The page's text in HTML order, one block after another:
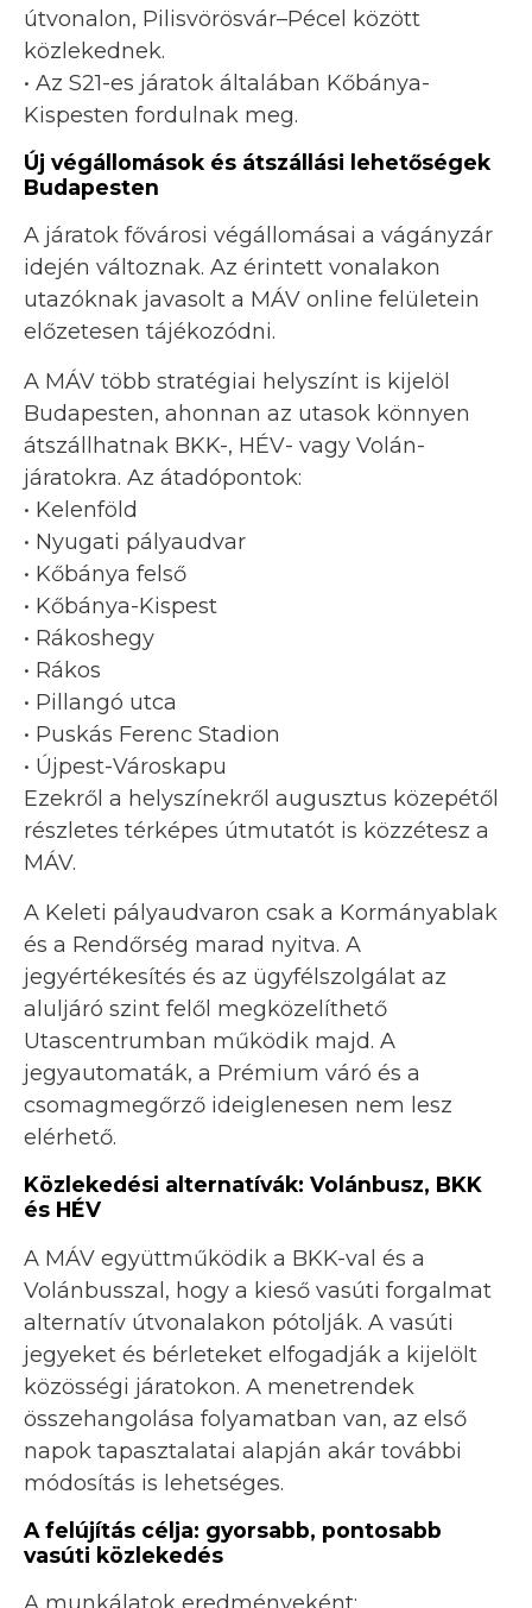
útvonalon, Pilisvörösvár–Pécel között
közlekednek.
• Az S21-es járatok általában Kőbánya-
Kispesten fordulnak meg.
Új végállomások és átszállási lehetőségek
Budapesten
A járatok fővárosi végállomásai a vágányzár
idején változnak. Az érintett vonalakon
utazóknak javasolt a MÁV online felületein
előzetesen tájékozódni.
A MÁV több stratégiai helyszínt is kijelöl
Budapesten, ahonnan az utasok könnyen
átszállhatnak BKK-, HÉV- vagy Volán-
járatokra. Az átadópontok:
• Kelenföld
• Nyugati pályaudvar
• Kőbánya felső
• Kőbánya-Kispest
• Rákoshegy
• Rákos
• Pillangó utca
• Puskás Ferenc Stadion
• Újpest-Városkapu
Ezekről a helyszínekről augusztus közepétől
részletes térképes útmutatót is közzétesz a
MÁV.
A Keleti pályaudvaron csak a Kormányablak
és a Rendőrség marad nyitva. A
jegyértékesítés és az ügyfélszolgálat az
aluljáró szint felől megközelíthető
Utascentrumban működik majd. A
jegyautomaták, a Prémium váró és a
csomagmegőrző ideiglenesen nem lesz
elérhető.
Közlekedési alternatívák: Volánbusz, BKK
és HÉV
A MÁV együttműködik a BKK-val és a
Volánbusszal, hogy a kieső vasúti forgalmat
alternatív útvonalakon pótolják. A vasúti
jegyeket és bérleteket elfogadják a kijelölt
közösségi járatokon. A menetrendek
összehangolása folyamatban van, az első
napok tapasztalatai alapján akár további
módosítás is lehetséges.
A felújítás célja: gyorsabb, pontosabb
vasúti közlekedés